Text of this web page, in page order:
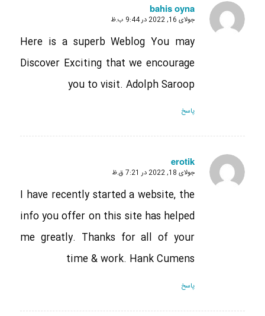
bahis oyna
گفته:
جولای 16, 2022 در 9:44 ب.ظ
Here is a superb Weblog You may
Discover Exciting that we encourage
you to visit. Adolph Saroop
پاسخ
erotik
گفته:
جولای 18, 2022 در 7:21 ق.ظ
I have recently started a website, the
info you offer on this site has helped
me greatly. Thanks for all of your
time & work. Hank Cumens
پاسخ